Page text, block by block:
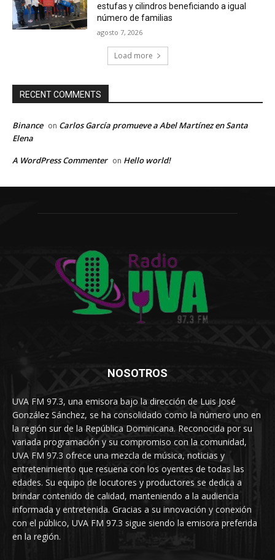
estufas y cilindros beneficiando a igual
número de familias
agosto 7, 2026
Load more
RECENT COMMENTS
Binance on Carlos García promueve a Abel Martínez en Santa
Elena
A WordPress Commenter on Hello world!
NOSOTROS
UVA FM 97.3, una emisora bajo la dirección de Luis José
González Sánchez, se ha consolidado como la número uno en
la región sur de la República Dominicana. Reconocida por su
variada programación y su compromiso con la comunidad,
UVA FM 97.3 ofrece una mezcla de música, noticias y
entretenimiento que resuena con los oyentes de todas las
edades. Su equipo de locutores y productores se dedica a
brindar contenido de calidad, manteniendo a la audiencia
informada y entretenida. Gracias a su innovación y conexión
con el público, UVA FM 97.3 sigue siendo la emisora preferida
en la región.